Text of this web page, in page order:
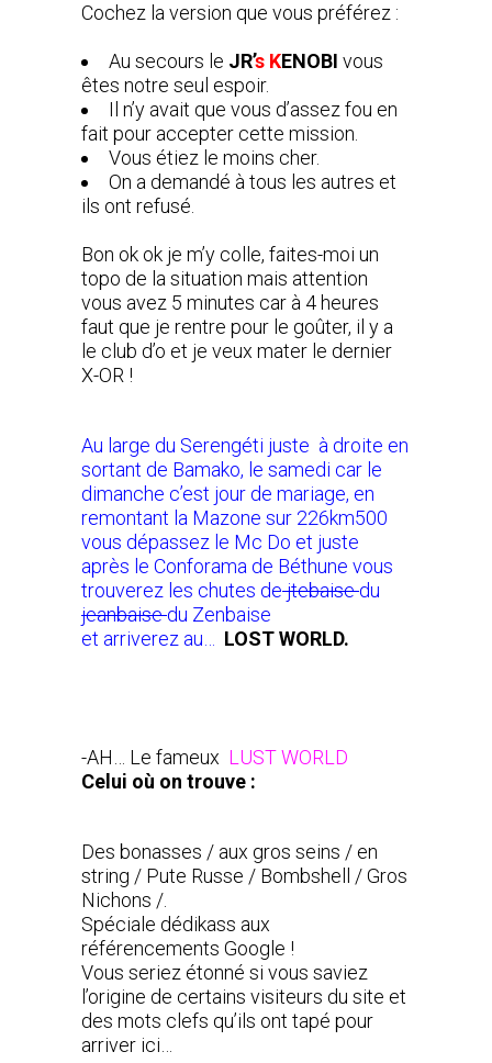
Cochez la version que vous préférez :
Au secours le JR’s KENOBI vous
êtes notre seul espoir.
Il n’y avait que vous d’assez fou en
fait pour accepter cette mission.
Vous étiez le moins cher.
On a demandé à tous les autres et
ils ont refusé.
Bon ok ok je m’y colle, faites-moi un
topo de la situation mais attention
vous avez 5 minutes car à 4 heures
faut que je rentre pour le goûter, il y a
le club d’o et je veux mater le dernier
X-OR !
Au large du Serengéti juste à droite en
sortant de Bamako, le samedi car le
dimanche c’est jour de mariage, en
remontant la Mazone sur 226km500
vous dépassez le Mc Do et juste
après le Conforama de Béthune vous
trouverez les chutes dejtebaisedu
jeanbaisedu Zenbaise
et arriverez au…
LOST WORLD.
-AH… Le fameux LUST WORLD
Celui où on trouve :
Des bonasses / aux gros seins / en
string / Pute Russe / Bombshell / Gros
Nichons /.
Spéciale dédikass aux
référencements Google !
Vous seriez étonné si vous saviez
l’origine de certains visiteurs du site et
des mots clefs qu’ils ont tapé pour
arriver ici…